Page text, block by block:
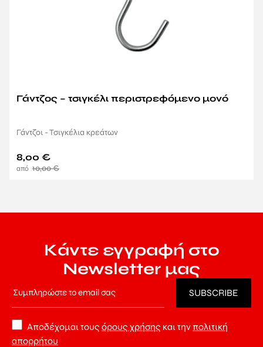
Γάντζος – τσιγκέλι περιστρεφόμενο μονό
Γάντζοι - Τσιγκέλια κρεάτων
10,00€
8,00 €
Αποδέχομαι τους όρους χρήσης και τηνπολιτική
απορρήτου
Κάντε εγγραφή στο
Newsletter μας